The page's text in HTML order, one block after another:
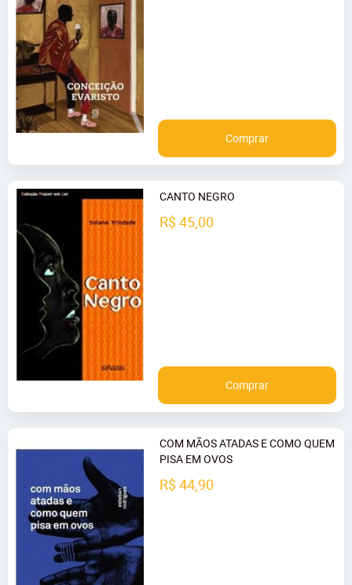
Comprar
CANTO NEGRO
R$ 45,00
Comprar
COM MÃOS ATADAS E COMO QUEM
PISA EM OVOS
R$ 44,90